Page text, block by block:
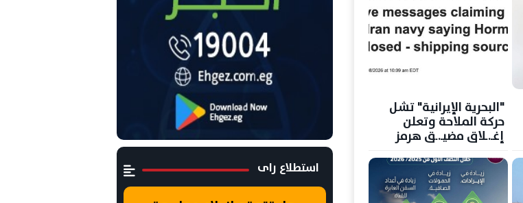
"البحرية الإيرانية" تشل
حركة الملاحة وتعلن
إغـ.ـلاق مضيـ.ـق هرمز
استطلاع راى